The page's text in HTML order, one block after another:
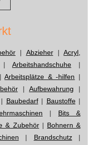
| Abzieher| Acryl,
| Arbeitshandschuhe |
|Arbeitsplätze & -hilfen |
| Aufbewahrung |
Baubedarf| Baustoffe|
| Bits &
& Zubehör| Bohnern &
| Brandschutz|